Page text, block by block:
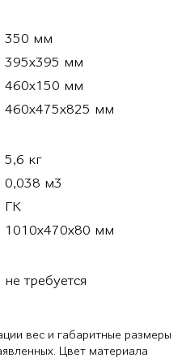
350 мм
395х395 мм
460х150 мм
460х475х825 мм
5,6 кг
0,038 м3
ГК
1010х470х80 мм
не требуется
вес и габаритные размеры
Цвет материала